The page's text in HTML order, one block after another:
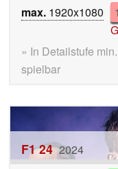
max. 1920x1080
» In Detailstufe
spielbar
F1 24 2024